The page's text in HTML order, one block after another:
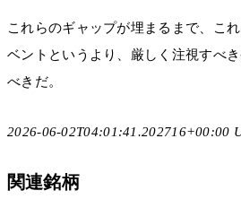
これらのギャップが埋まるまで、こ
ベントというより、厳しく注視すべ
べきだ。
2026-06-02T04:01:41.202716+00:00
関連銘柄